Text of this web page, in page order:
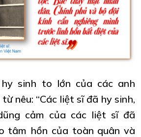
sinh to lớn của các anh
nêu: “Các liệt sĩ đã hy sinh,
cảm của các liệt sĩ đã
tâm hồn của toàn quân và